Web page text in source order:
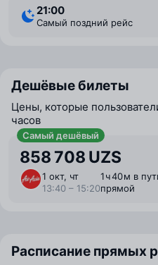
21:00
Самый поздний рейс
Дешёвые билеты
Цены, которые
часов
Самый дешёвый
858 708 UZS
1 окт, чт
13:40 – 15:20
1 ⁠ч 40 ⁠м в
прямой
Расписание прямых